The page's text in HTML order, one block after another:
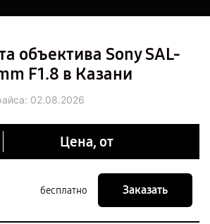
объектива Sony SAL-
F1.8 в Казани
02.08.2026
Цена, от
бесплатно Заказать